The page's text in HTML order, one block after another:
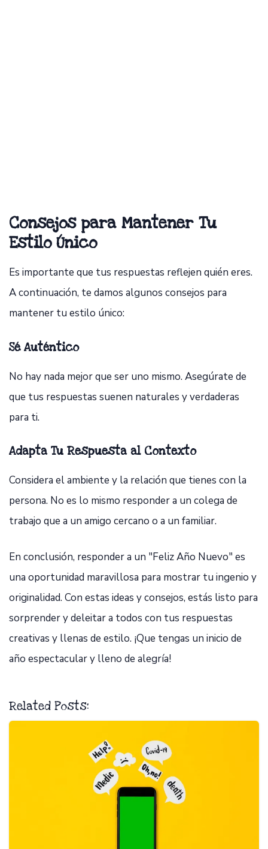
Consejos para Mantener Tu
Estilo Único
Es importante que tus respuestas reflejen quién eres.
A continuación, te damos algunos consejos para
mantener tu estilo único:
Sé Auténtico
No hay nada mejor que ser uno mismo. Asegúrate de
que tus respuestas suenen naturales y verdaderas
para ti.
Adapta Tu Respuesta al Contexto
Considera el ambiente y la relación que tienes con la
persona. No es lo mismo responder a un colega de
trabajo que a un amigo cercano o a un familiar.
En conclusión, responder a un "Feliz Año Nuevo" es
una oportunidad maravillosa para mostrar tu ingenio y
originalidad. Con estas ideas y consejos, estás listo para
sorprender y deleitar a todos con tus respuestas
creativas y llenas de estilo. ¡Que tengas un inicio de
año espectacular y lleno de alegría!
Related Posts: